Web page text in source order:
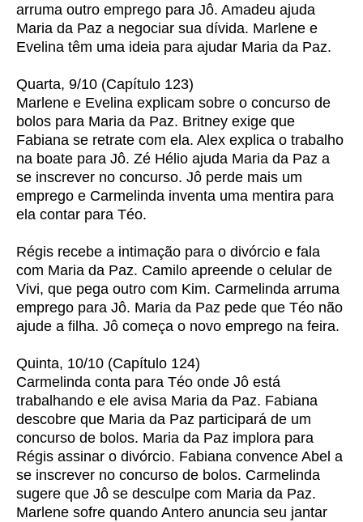
arruma outro emprego para Jô. Amadeu ajuda
Maria da Paz a negociar sua dívida. Marlene e
Evelina têm uma ideia para ajudar Maria da Paz.
Quarta, 9/10 (Capítulo 123)
Marlene e Evelina explicam sobre o concurso de
bolos para Maria da Paz. Britney exige que
Fabiana se retrate com ela. Alex explica o trabalho
na boate para Jô. Zé Hélio ajuda Maria da Paz a
se inscrever no concurso. Jô perde mais um
emprego e Carmelinda inventa uma mentira para
ela contar para Téo.
Régis recebe a intimação para o divórcio e fala
com Maria da Paz. Camilo apreende o celular de
Vivi, que pega outro com Kim. Carmelinda arruma
emprego para Jô. Maria da Paz pede que Téo não
ajude a filha. Jô começa o novo emprego na feira.
Quinta, 10/10 (Capítulo 124)
Carmelinda conta para Téo onde Jô está
trabalhando e ele avisa Maria da Paz. Fabiana
descobre que Maria da Paz participará de um
concurso de bolos. Maria da Paz implora para
Régis assinar o divórcio. Fabiana convence Abel a
se inscrever no concurso de bolos. Carmelinda
sugere que Jô se desculpe com Maria da Paz.
Marlene sofre quando Antero anuncia seu jantar